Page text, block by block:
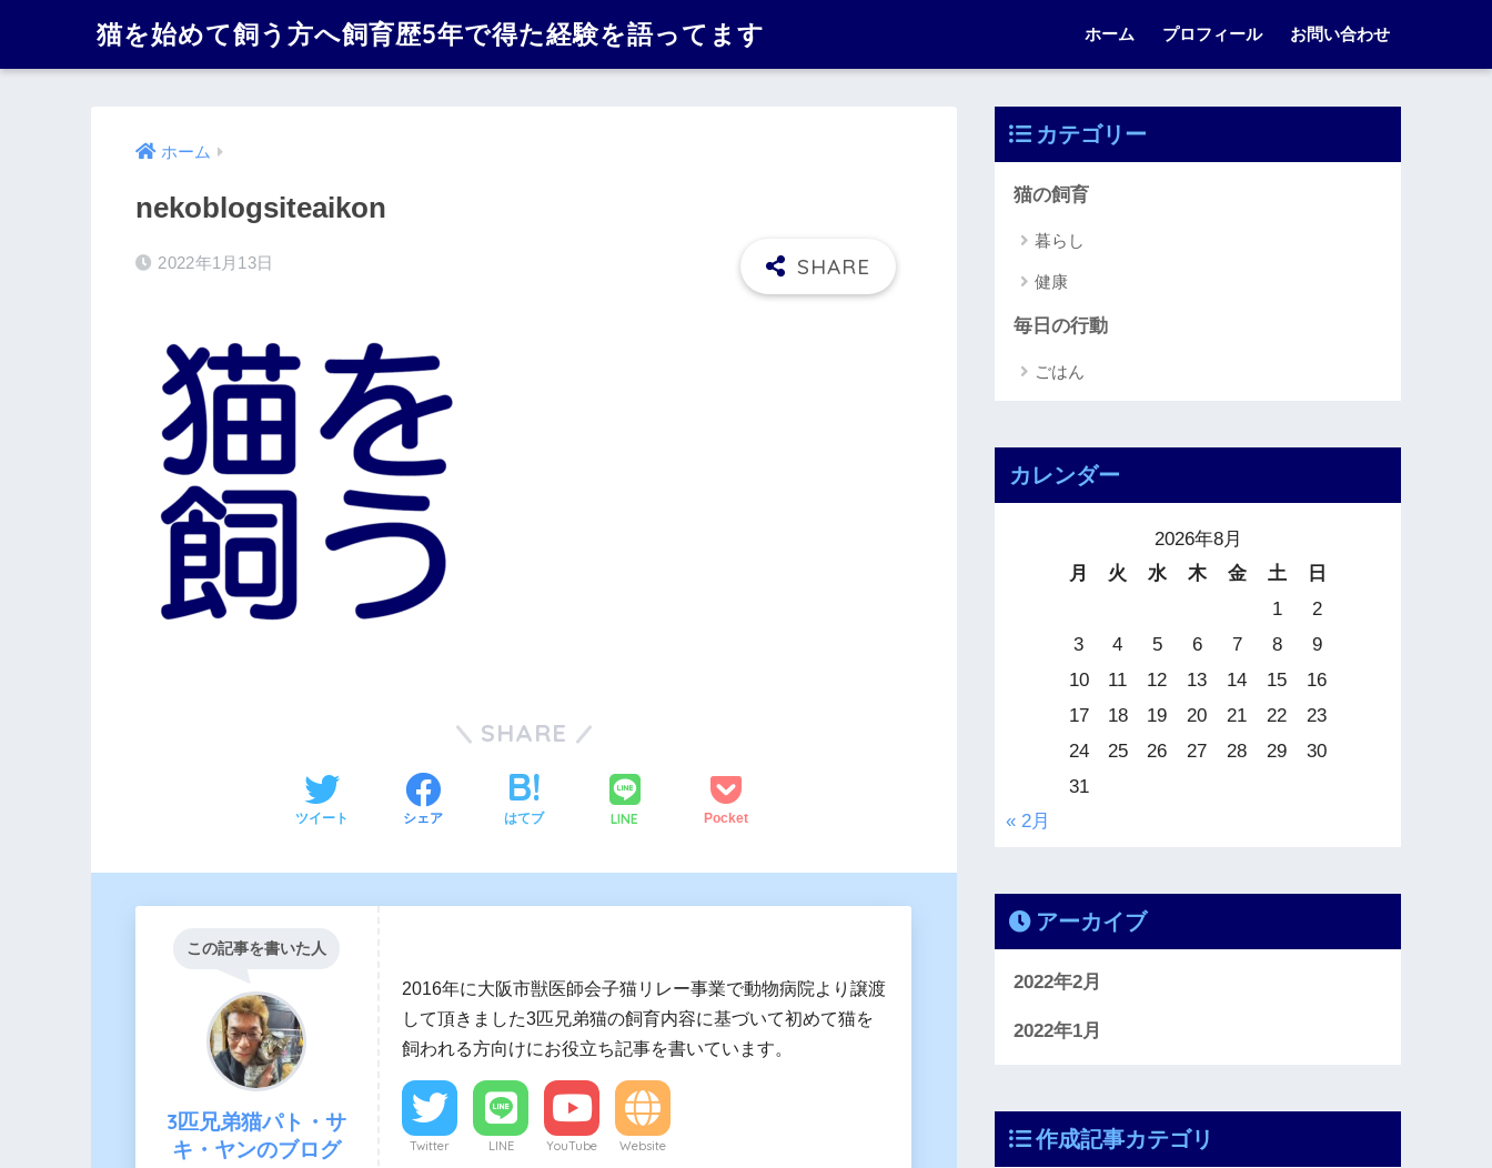
猫を始めて飼う方へ飼育歴5年で得た経験を語ってます ホーム プロフィール お問い合わせ
ホーム
nekoblogsiteaikon
2022年1月13日
SHARE
ツイート シェア はてブ LINE Pocket
この記事を書いた人
3匹兄弟猫パト・サ
キ・ヤンのブログ
2016年に大阪市獣医師会子猫リレー事業で動物病院より譲渡
して頂きました3匹兄弟猫の飼育内容に基づいて初めて猫を
飼われる方向けにお役立ち記事を書いています。
Twitter LINE YouTube Website
カテゴリー
猫の飼育
暮らし
健康
毎日の行動
ごはん
カレンダー
2026年8月
月
火 水 木 金 土
日
1
2
3
4 5 6 7 8
9
10
11 12 13 14 15
16
17
18 19 20 21 22
23
24
25 26 27 28 29
30
31
« 2月
アーカイブ
2022年2月
2022年1月
作成記事カテゴリ